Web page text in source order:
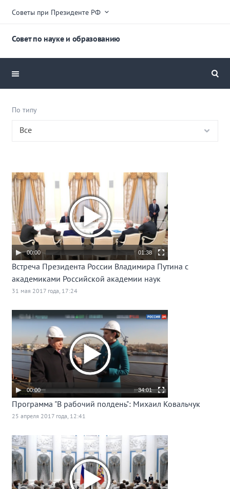
Советы при Президенте РФ
Совет по науке и образованию
По типу
Все
По
00:00 01:38
Встреча Президента России Владимира Путина с
академиками Российской академии наук
31 мая 2017 года, 17:24
00:00 34:01
Программа "В рабочий полдень": Михаил Ковальчук
25 апреля 2017 года, 12:41